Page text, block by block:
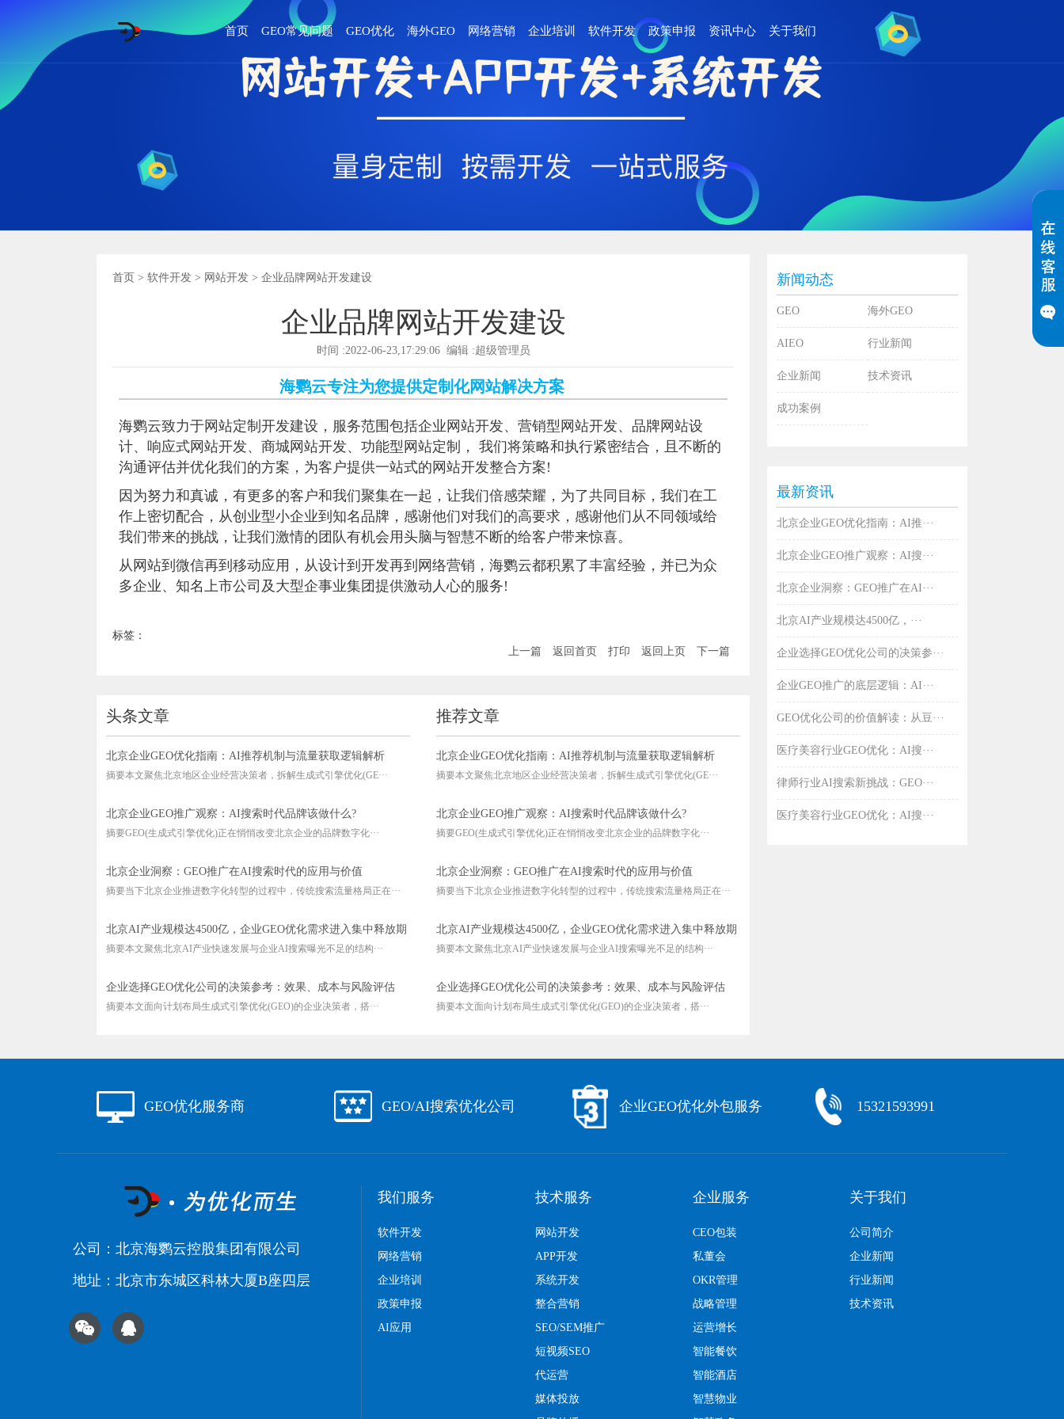
首页 GEO常见问题 GEO优化 海外GEO 网络营销 企业培训 软件开发 政策申报 资讯中心 关于我们
首页 > 软件开发 > 网站开发 > 企业品牌网站开发建设
企业品牌网站开发建设
时间 :2022-06-23,17:29:06 编辑 :超级管理员
海鹦云专注为您提供定制化网站解决方案
海鹦云致力于网站定制开发建设，服务范围包括企业网站开发、营销型网站开发、品牌网站设
计、响应式网站开发、商城网站开发、功能型网站定制， 我们将策略和执行紧密结合，且不断的
沟通评估并优化我们的方案，为客户提供一站式的网站开发整合方案!
因为努力和真诚，有更多的客户和我们聚集在一起，让我们倍感荣耀，为了共同目标，我们在工
作上密切配合，从创业型小企业到知名品牌，感谢他们对我们的高要求，感谢他们从不同领域给
我们带来的挑战，让我们激情的团队有机会用头脑与智慧不断的给客户带来惊喜。
从网站到微信再到移动应用，从设计到开发再到网络营销，海鹦云都积累了丰富经验，并已为众
多企业、知名上市公司及大型企事业集团提供激动人心的服务!
标签：
上一篇
返回首页 打印 返回上页 下一篇
头条文章
北京企业GEO优化指南：AI推荐机制与流量获取逻辑解析
摘要本文聚焦北京地区企业经营决策者，拆解生成式引擎优化(GE···
北京企业GEO推广观察：AI搜索时代品牌该做什么?
摘要GEO(生成式引擎优化)正在悄悄改变北京企业的品牌数字化···
北京企业洞察：GEO推广在AI搜索时代的应用与价值
摘要当下北京企业推进数字化转型的过程中，传统搜索流量格局正在···
北京AI产业规模达4500亿，企业GEO优化需求进入集中释放期
摘要本文聚焦北京AI产业快速发展与企业AI搜索曝光不足的结构···
企业选择GEO优化公司的决策参考：效果、成本与风险评估
摘要本文面向计划布局生成式引擎优化(GEO)的企业决策者，搭···
推荐文章
北京企业GEO优化指南：AI推荐机制与流量获取逻辑解析
摘要本文聚焦北京地区企业经营决策者，拆解生成式引擎优化(GE···
北京企业GEO推广观察：AI搜索时代品牌该做什么?
摘要GEO(生成式引擎优化)正在悄悄改变北京企业的品牌数字化···
北京企业洞察：GEO推广在AI搜索时代的应用与价值
摘要当下北京企业推进数字化转型的过程中，传统搜索流量格局正在···
北京AI产业规模达4500亿，企业GEO优化需求进入集中释放期
摘要本文聚焦北京AI产业快速发展与企业AI搜索曝光不足的结构···
企业选择GEO优化公司的决策参考：效果、成本与风险评估
摘要本文面向计划布局生成式引擎优化(GEO)的企业决策者，搭···
新闻动态
GEO 海外GEO
AIEO 行业新闻
企业新闻 技术资讯
成功案例
最新资讯
北京企业GEO优化指南：AI推···
北京企业GEO推广观察：AI搜···
北京企业洞察：GEO推广在AI···
北京AI产业规模达4500亿，···
企业选择GEO优化公司的决策参···
企业GEO推广的底层逻辑：AI···
GEO优化公司的价值解读：从豆···
医疗美容行业GEO优化：AI搜···
律师行业AI搜索新挑战：GEO···
医疗美容行业GEO优化：AI搜···
GEO优化服务商 GEO/AI搜索优化公司 企业GEO优化外包服务 15321593991
公司：北京海鹦云控股集团有限公司
地址：北京市东城区科林大厦B座四层
我们服务
软件开发
网络营销
企业培训
政策申报
AI应用
技术服务
网站开发
APP开发
系统开发
整合营销
SEO/SEM推广
短视频SEO
代运营
媒体投放
企业服务
CEO包装
私董会
OKR管理
战略管理
运营增长
智能餐饮
智能酒店
智慧物业
关于我们
公司简介
企业新闻
行业新闻
技术资讯